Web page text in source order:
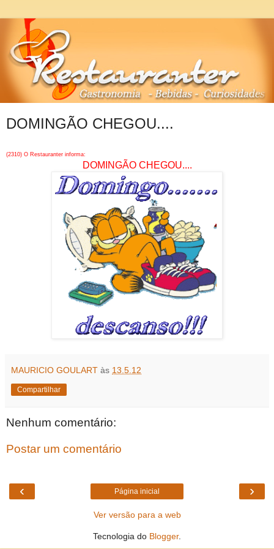
DOMINGÃO CHEGOU....
(2310) O Restauranter informa:
DOMINGÃO CHEGOU....
MAURICIO GOULART às 13.5.12
Compartilhar
Nenhum comentário:
Postar um comentário
‹ ›
Página inicial
Ver versão para a web
Tecnologia do Blogger.